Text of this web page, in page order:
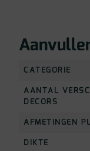
CATEGORIE
AANTAL
DECORS
AFMETINGEN
DIKTE